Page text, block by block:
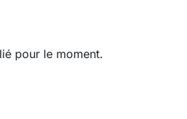
pour le moment.